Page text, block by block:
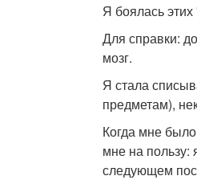
Я боялась
Для справки:
мозг.
Я стала
предметам),
Когда мне
мне на пользу:
следующем